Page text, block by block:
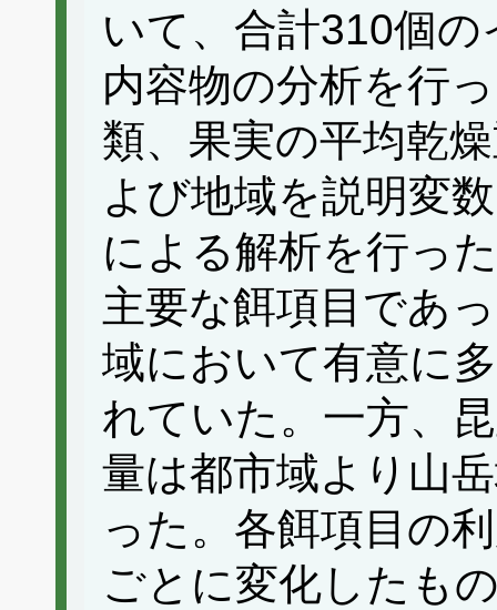
いて、合計310個
内容物の分析を行
類、果実の平均乾
よび地域を説明変
による解析を行っ
主要な餌項目であ
域において有意に
れていた。一方、
量は都市域より山
った。各餌項目の
ごとに変化したも